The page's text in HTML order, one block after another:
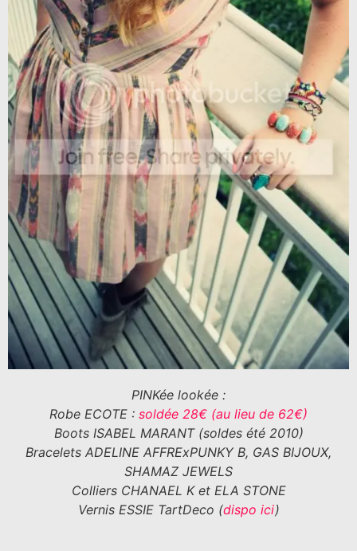
PINKée lookée :
Robe ECOTE : soldée 28€ (au lieu de 62€)
Boots ISABEL MARANT (soldes été 2010)
Bracelets ADELINE AFFRExPUNKY B, GAS BIJOUX,
SHAMAZ JEWELS
Colliers CHANAEL K et ELA STONE
Vernis ESSIE TartDeco (dispo ici)